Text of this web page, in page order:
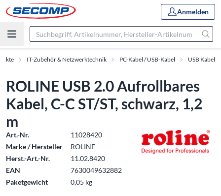
Anmelden
IT-Zubehör & Netzwerktechnik PC-Kabel / USB-Kabel USB Kabel
ROLINE USB 2.0 Aufrollbares
Kabel, C-C ST/ST, schwarz, 1,2
m
Art.-Nr.
11028420
Marke / Hersteller
ROLINE
Herst.-Art.-Nr.
11.02.8420
EAN
7630049632882
Paketgewicht
0,05 kg